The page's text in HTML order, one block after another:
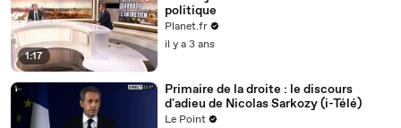
1:17
politique
Planet.fr
il y a 3 ans
Primaire de la droite : le discours
d'adieu de Nicolas Sarkozy (i-Télé)
Le Point